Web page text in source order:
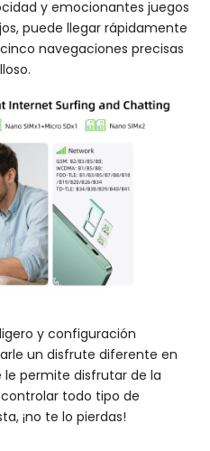
y emocionantes juegos
puede llegar rápidamente
navegaciones precisas
y configuración
un disfrute diferente en
le permite disfrutar de la
todo tipo de
¡no te lo pierdas!